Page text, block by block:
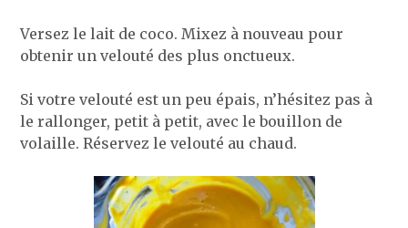
Versez le lait de coco. Mixez à nouveau pour
obtenir un velouté des plus onctueux.
Si votre velouté est un peu épais, n’hésitez pas à
le rallonger, petit à petit, avec le bouillon de
volaille. Réservez le velouté au chaud.